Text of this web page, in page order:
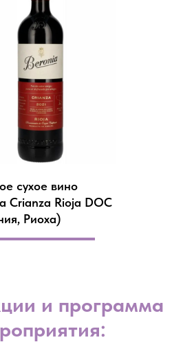
сухое вино
Crianza Rioja DOC
Риоха)
и программа